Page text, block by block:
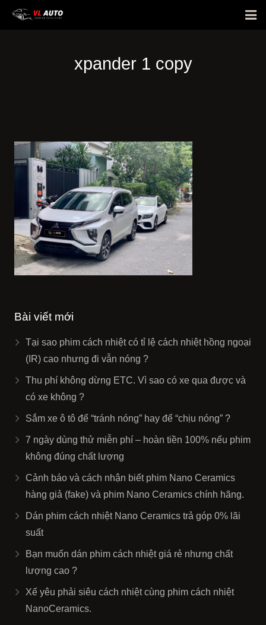
Hình ảnh dán xe
Liên hệ
xpander 1 copy
Bài viết mới
Tại sao phim cách nhiệt có tỉ lệ cách nhiệt hồng ngoại
(IR) cao nhưng đi vẫn nóng ?
Thu phí không dừng ETC. Vì sao có xe qua được và
có xe không ?
Sắm xe ô tô để “tránh nóng” hay để “chịu nóng” ?
7 ngày dùng thử miễn phí – hoàn tiền 100% nếu phim
không đúng chất lượng
Cảnh báo và cách nhận biết phim Nano Ceramics
hàng giả (fake) và phim Nano Ceramics chính hãng.
Dán phim cách nhiệt Nano Ceramics trả góp 0% lãi
suất
Bạn muốn dán phim cách nhiệt giá rẻ nhưng chất
lượng cao ?
Xế yêu phải siêu cách nhiệt cùng phim cách nhiệt
NanoCeramics.